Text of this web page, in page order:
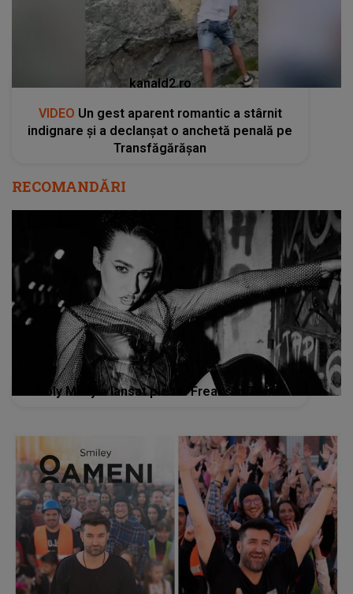
kanald2.ro
VIDEO Un gest aparent romantic a stârnit
indignare și a declanșat o anchetă penală pe
Transfăgărășan
RECOMANDĂRI
Holy Molly a lansat piesa "Freaks in Town"